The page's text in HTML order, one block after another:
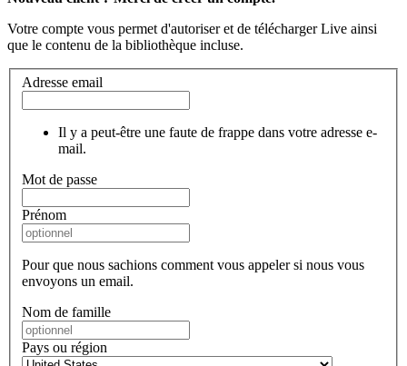
Votre compte vous permet d'autoriser et de télécharger Live ainsi
que le contenu de la bibliothèque incluse.
Adresse email
Il y a peut-être une faute de frappe dans votre adresse e-
mail.
Mot de passe
Prénom
Pour que nous sachions comment vous appeler si nous vous
envoyons un email.
Nom de famille
Pays ou région